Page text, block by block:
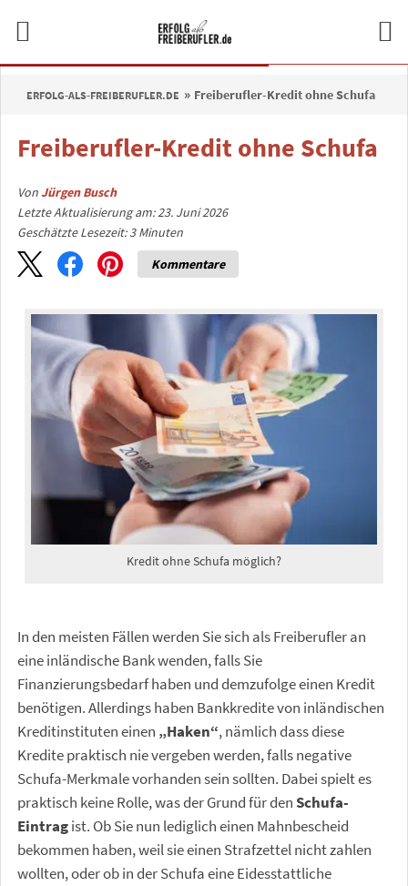
ERFOLG-ALS-FREIBERUFLER.DE Freiberufler-Kredit ohne Schufa
Freiberufler-Kredit ohne Schufa
VonJürgen Busch
Letzte Aktualisierung am: 23. Juni 2026
Geschätzte Lesezeit:3 Minuten
Kommentare
Kredit ohne Schufa möglich?
In den meisten Fällen werden Sie sich als Freiberufler an
eine inländische Bank wenden, falls Sie
Finanzierungsbedarf haben und demzufolge einen Kredit
benötigen. Allerdings haben Bankkredite von inländischen
Kreditinstituten einen „Haken“, nämlich dass diese
Kredite praktisch nie vergeben werden, falls negative
Schufa-Merkmale vorhanden sein sollten. Dabei spielt es
praktisch keine Rolle, was der Grund für denSchufa-
Eintragist. Ob Sie nun lediglich einen Mahnbescheid
bekommen haben, weil sie einen Strafzettel nicht zahlen
wollten, oder ob in der Schufa eine Eidesstattliche